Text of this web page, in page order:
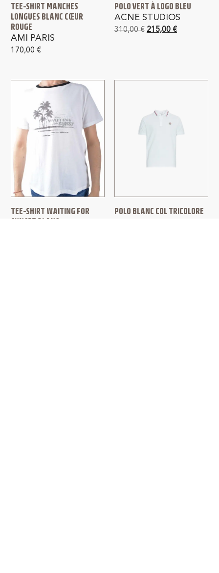
TEE-SHIRT MANCHES
LONGUES BLANC CŒUR
ROUGE
AMI PARIS
170,00 €
POLO VERT À LOGO BLEU
ACNE STUDIOS
310,00€ 215,00 €
TEE-SHIRT WAITING FOR
SUNSET BLANC
POLO BLANC COL TRICOLORE